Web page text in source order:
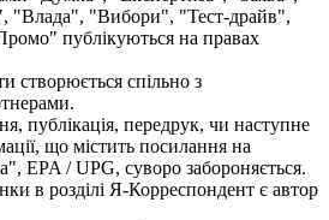
"Влада", "Вибори", "Тест-драйв",
публікуються на правах
створюється спільно з
публікація, передрук, чи наступне
що містить посилання на
EPA / UPG, суворо забороняється.
в розділі Я-Корреспондент є автор